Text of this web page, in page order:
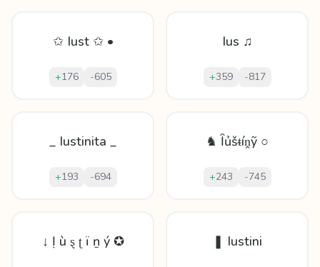
✩ Iust ✩ •
+176 -605
Ius ♫
+359 -817
_ Iustinita _
+193 -694
♞ Ȋủšᵵíṋỹ ○
+243 -745
↓ Ị ù ȿ ʈ ï ṉ ý ✪ ❚ Iustini